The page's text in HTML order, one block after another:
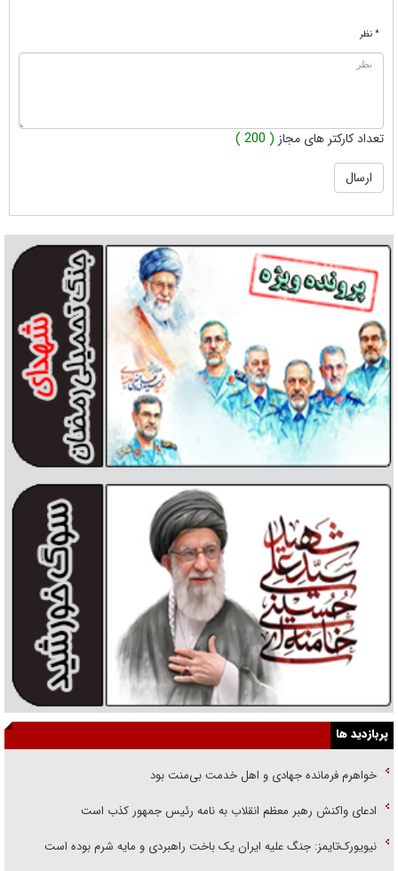
* نظر
تعداد کارکتر های مجاز ( 200 )
پربازدید ها
خواهرم فرمانده جهادی و اهل خدمت بی‌منت بود
ادعای واکنش رهبر معظم انقلاب به نامه رئیس جمهور کذب است
نیویورک‌تایمز: جنگ علیه ایران یک باخت راهبردی و مایه شرم بوده است